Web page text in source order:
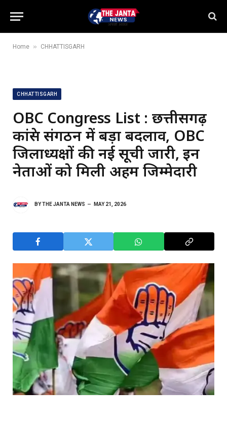
Home » CHHATTISGARH
CHHATTISGARH
OBC Congress List : छत्तीसगढ़
कांग्रेस संगठन में बड़ा बदलाव, OBC
जिलाध्यक्षों की नई सूची जारी, इन
नेताओं को मिली अहम जिम्मेदारी
BYTHE JANTA NEWS MAY 21, 2026